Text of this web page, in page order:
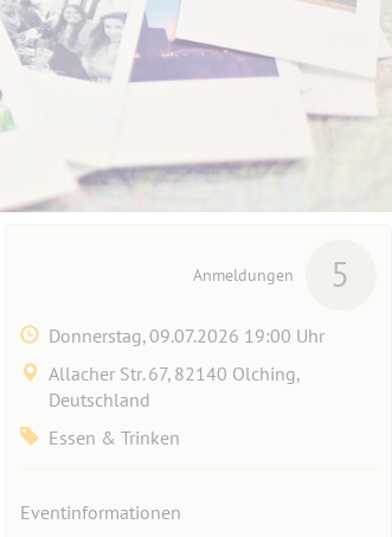
Anmeldungen 5
Donnerstag, 09.07.2026 19:00 Uhr
Allacher Str. 67, 82140 Olching,
Deutschland
Essen & Trinken
Eventinformationen